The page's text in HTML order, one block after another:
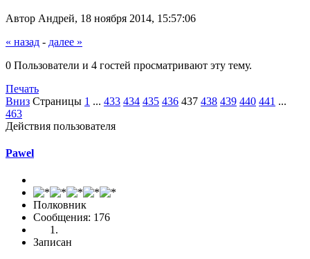
Автор Андрей, 18 ноября 2014, 15:57:06
« назад - далее »
0 Пользователи и 4 гостей просматривают эту тему.
Печать
Вниз Страницы 1 ... 433 434 435 436 437 438 439 440 441 ...
463
Действия пользователя
Pawel
Полковник
Сообщения: 176
Записан